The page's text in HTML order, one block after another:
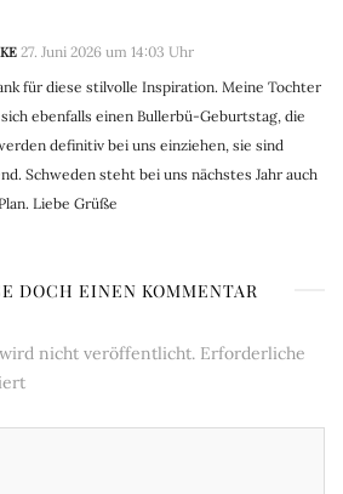
27. Juni 2026 um 14:03 Uhr
für diese stilvolle Inspiration. Meine Tochter
ebenfalls einen Bullerbü-Geburtstag, die
definitiv bei uns einziehen, sie sind
Schweden steht bei uns nächstes Jahr auch
Liebe Grüße
DOCH EINEN KOMMENTAR
nicht veröffentlicht. Erforderliche